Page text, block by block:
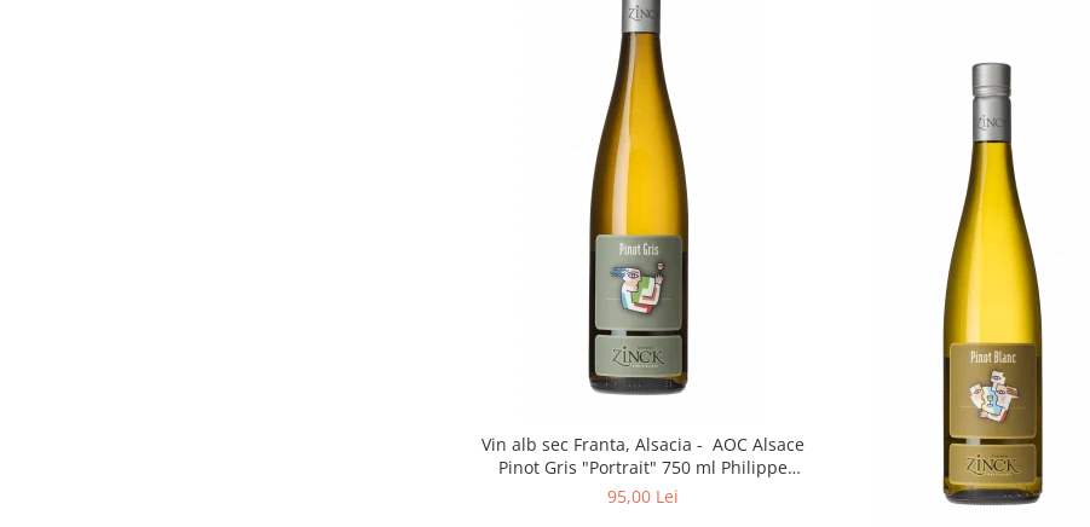
Vin alb sec Franta, Alsacia - AOC Alsace
Pinot Gris "Portrait" 750 ml Philippe
Zinck- Domaine Zinck
95,00 Lei